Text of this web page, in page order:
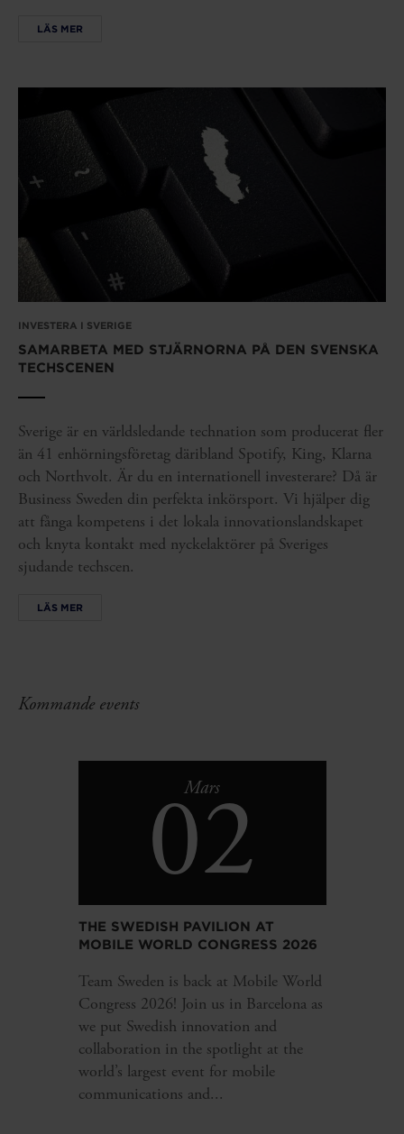
LÄS MER
INVESTERA I SVERIGE
SAMARBETA MED STJÄRNORNA PÅ DEN SVENSKA
TECHSCENEN
Sverige är en världsledande technation som producerat fler
än 41 enhörningsföretag däribland Spotify, King, Klarna
och Northvolt. Är du en internationell investerare? Då är
Business Sweden din perfekta inkörsport. Vi hjälper dig
att fånga kompetens i det lokala innovationslandskapet
och knyta kontakt med nyckelaktörer på Sveriges
sjudande techscen.
LÄS MER
Kommande events
Mars
02
THE SWEDISH PAVILION AT
MOBILE WORLD CONGRESS 2026
Team Sweden is back at Mobile World
Congress 2026! Join us in Barcelona as
we put Swedish innovation and
collaboration in the spotlight at the
world’s largest event for mobile
communications and...